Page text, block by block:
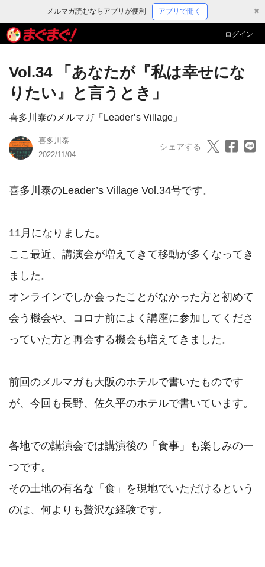
メルマガ読むならアプリが便利 アプリで開く ✖
ログイン
Vol.34 「あなたが『私は幸せにな
りたい』と言うとき」
喜多川泰のメルマガ「Leader’s Village」
喜多川泰
2022/11/04
シェアする
喜多川泰のLeader’s Village Vol.34号です。
11月になりました。
ここ最近、講演会が増えてきて移動が多くなってき
ました。
オンラインでしか会ったことがなかった方と初めて
会う機会や、コロナ前によく講座に参加してくださ
っていた方と再会する機会も増えてきました。
前回のメルマガも大阪のホテルで書いたものです
が、今回も長野、佐久平のホテルで書いています。
各地での講演会では講演後の「食事」も楽しみの一
つです。
その土地の有名な「食」を現地でいただけるという
のは、何よりも贅沢な経験です。